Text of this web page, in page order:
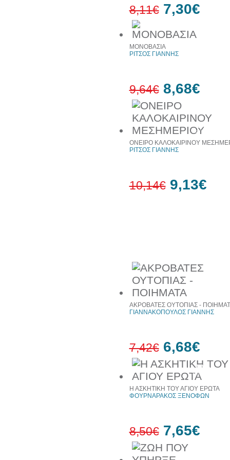
8,11€ 7,30€
10%
έκπτωση
ΜΟΝΟΒΑΣΙΑ
ΡΙΤΣΟΣ ΓΙΑΝΝΗΣ
9,64€ 8,68€
ΟΝΕΙΡΟ ΚΑΛΟΚΑΙΡΙΝΟΥ
ΡΙΤΣΟΣ ΓΙΑΝΝΗΣ
10,14€ 9,13€
10%
έκπτωση
ΑΚΡΟΒΑΤΕΣ ΟΥΤΟΠΙΑΣ -
ΓΙΑΝΝΑΚΟΠΟΥΛΟΣ ΓΙΑΝΝΗΣ
7,42€ 6,68€
Η ΑΣΚΗΤΙΚΗ ΤΟΥ ΑΓΙΟΥ ΕΡΩΤΑ
ΦΟΥΡΝΑΡΑΚΟΣ ΞΕΝΟΦΩΝ
8,50€ 7,65€